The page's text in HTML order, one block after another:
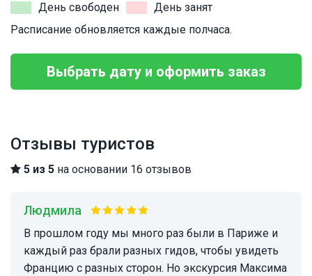
День свободен
День занят
Расписание обновляется каждые полчаса.
Выбрать дату и оформить заказ
Отзывы туристов
5 из 5 на основании 16 отзывов
Людмила
В прошлом году мы много раз были в Париже и
каждый раз брали разных гидов, чтобы увидеть
Францию с разных сторон. Но экскурсия Максима